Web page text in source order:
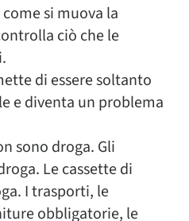
si muova la
ciò che le
di essere soltanto
e diventa un problema
sono droga. Gli
Le cassette di
I trasporti, le
obbligatorie, le